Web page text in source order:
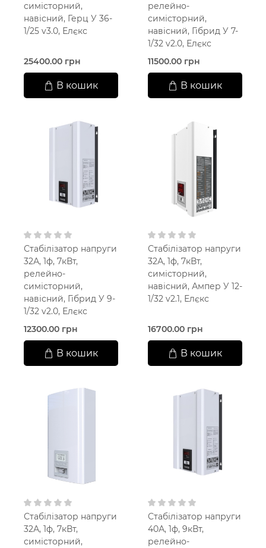
симісторний,
навісний, Герц У 36-
1/25 v3.0, Елєкс
25400.00 грн
В кошик
релейно-
симісторний,
навісний, Гібрид У 7-
1/32 v2.0, Елєкс
11500.00 грн
В кошик
Стабілізатор напруги
32А, 1ф, 7кВт,
релейно-
симісторний,
навісний, Гібрид У 9-
1/32 v2.0, Елєкс
12300.00 грн
В кошик
Стабілізатор напруги
32А, 1ф, 7кВт,
симісторний,
навісний, Ампер У 12-
1/32 v2.1, Елєкс
16700.00 грн
В кошик
Стабілізатор напруги
32А, 1ф, 7кВт,
симісторний,
Стабілізатор напруги
40А, 1ф, 9кВт,
релейно-